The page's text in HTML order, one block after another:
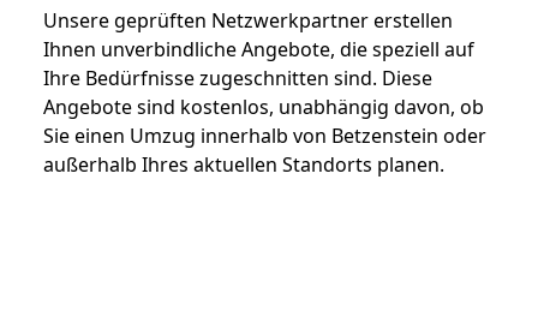
Unsere geprüften Netzwerkpartner erstellen
Ihnen unverbindliche Angebote, die speziell auf
Ihre Bedürfnisse zugeschnitten sind. Diese
Angebote sind kostenlos, unabhängig davon, ob
Sie einen Umzug innerhalb von Betzenstein oder
außerhalb Ihres aktuellen Standorts planen.